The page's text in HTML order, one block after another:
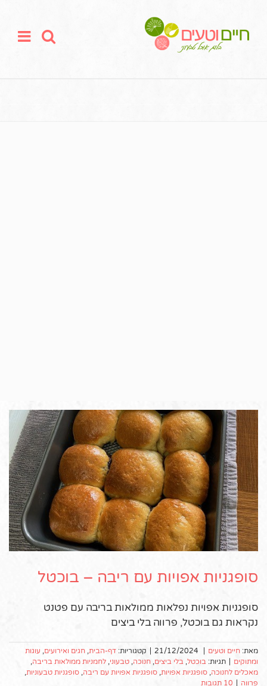
סופגניות אפויות עם ריבה – בוכטל
סופגניות אפויות נפלאות ממולאות בריבה עם פטנט
נקראות גם בוכטל, פרווה בלי ביצים
מאת: חיים וטעים |
21/12/2024
| קטגוריות: דף-הבית חגים ואירועים עוגות
ומתוקים | תגיות: בוכטל בלי ביצים חנוכה טבעוני לחמניות ממולאות בריבה
מאכלים לחנוכה סופגניות אפויות סופגניות אפויות עם ריבה סופגניות טבעוניות
פרווה | 10 תגובות